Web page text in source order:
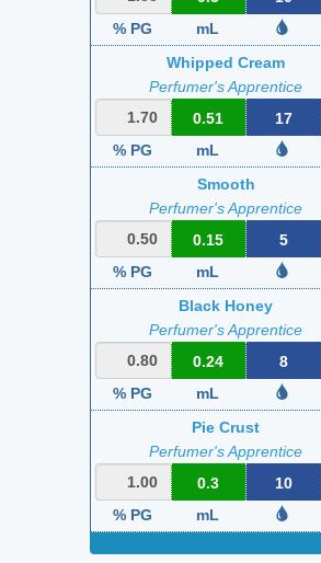
% PG
mL
Whipped Cream
Perfumer's Apprentice
0.51
17
% PG
mL
Smooth
Perfumer's Apprentice
0.15
5
% PG
mL
Black Honey
Perfumer's Apprentice
0.24
8
% PG
mL
Pie Crust
Perfumer's Apprentice
0.3
10
% PG
mL